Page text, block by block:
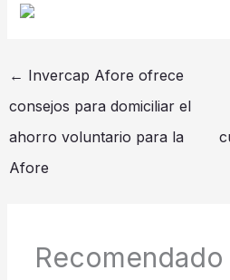
← Invercap Afore ofrece
consejos para domiciliar el
ahorro voluntario para la
Afore
Recomendado